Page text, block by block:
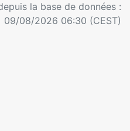
la base de données :
09/08/2026 06:30 (CEST)